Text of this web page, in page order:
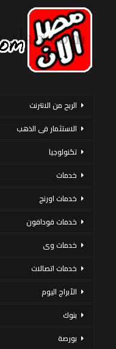
الربح من الانترنت
الاستثمار فى الذهب
تكنولوجيا
خدمات
خدمات اورنج
خدمات فودافون
خدمات وى
خدمات اتصالات
الأبراج اليوم
بنوك
بورصة